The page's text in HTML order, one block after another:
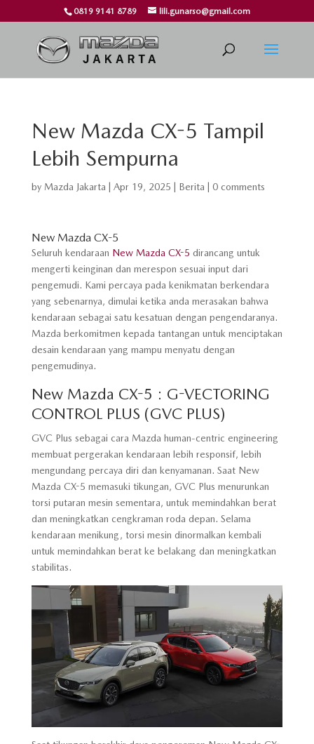
0819 9141 8789 lili.gunarso@gmail.com
New Mazda CX-5 Tampil
Lebih Sempurna
by Mazda Jakarta Apr 19, 2025 Berita 0 comments
New Mazda CX-5
Seluruh kendaraan New Mazda CX-5 dirancang untuk
mengerti keinginan dan merespon sesuai input dari
pengemudi. Kami percaya pada kenikmatan berkendara
yang sebenarnya, dimulai ketika anda merasakan bahwa
kendaraan sebagai satu kesatuan dengan pengendaranya.
Mazda berkomitmen kepada tantangan untuk menciptakan
desain kendaraan yang mampu menyatu dengan
pengemudinya.
New Mazda CX-5 : G-VECTORING
CONTROL PLUS (GVC PLUS)
GVC Plus sebagai cara Mazda human-centric engineering
membuat pergerakan kendaraan lebih responsif, lebih
mengundang percaya diri dan kenyamanan. Saat New
Mazda CX-5 memasuki tikungan, GVC Plus menurunkan
torsi putaran mesin sementara, untuk memindahkan berat
dan meningkatkan cengkraman roda depan. Selama
kendaraan menikung, torsi mesin dinormalkan kembali
untuk memindahkan berat ke belakang dan meningkatkan
stabilitas.